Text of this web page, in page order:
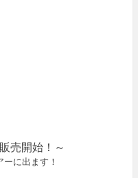
売開始！～
に出ます！